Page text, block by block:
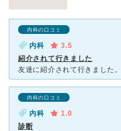
内科の口コミ
内科
3.5
紹介されて行きました
内科の口コミ
内科
1.0
診断